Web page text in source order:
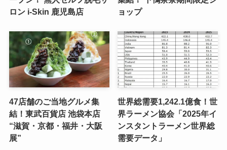
ロン i-Skin 鹿児島店
ョップ
47店舗のご当地グルメ集
結！東武百貨店 池袋本店
“滋賀・京都・福井・大阪
展”
世界総需要1,242.1億食！世
界ラーメン協会「2025年イ
ンスタントラーメン世界総
需要データ」